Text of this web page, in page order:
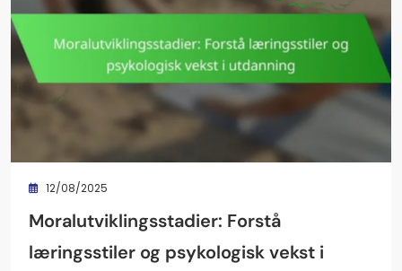
12/08/2025
Moralutviklingsstadier: Forstå
læringsstiler og psykologisk vekst i